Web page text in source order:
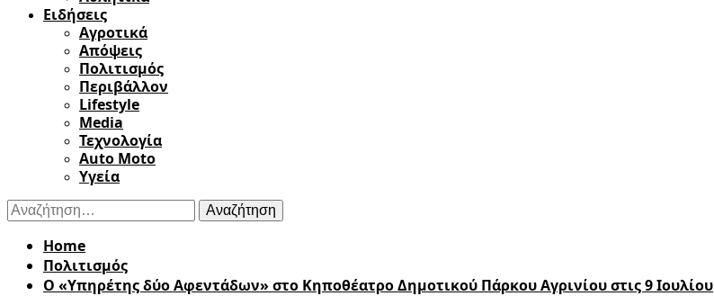
Ειδήσεις
Αγροτικά
Απόψεις
Πολιτισμός
Περιβάλλον
Lifestyle
Media
Τεχνολογία
Auto Moto
Υγεία
Αναζήτηση
για:
Home
Πολιτισμός
Ο «Υπηρέτης δύο Αφεντάδων» στο Κηποθέατρο Δημοτικού Πάρκου Αγρινίου στις 9 Ιουλίου